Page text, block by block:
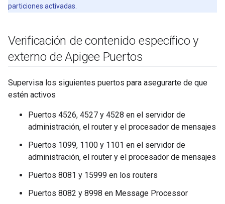
particiones activadas.
Verificación de contenido específico y
externo de Apigee Puertos
Supervisa los siguientes puertos para asegurarte de que
estén activos
Puertos 4526, 4527 y 4528 en el servidor de
administración, el router y el procesador de mensajes
Puertos 1099, 1100 y 1101 en el servidor de
administración, el router y el procesador de mensajes
Puertos 8081 y 15999 en los routers
Puertos 8082 y 8998 en Message Processor